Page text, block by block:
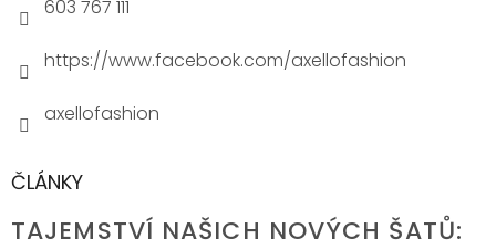
603 767 111
https://www.facebook.com/axellofashion
axellofashion
ČLÁNKY
TAJEMSTVÍ NAŠICH NOVÝCH ŠATŮ: